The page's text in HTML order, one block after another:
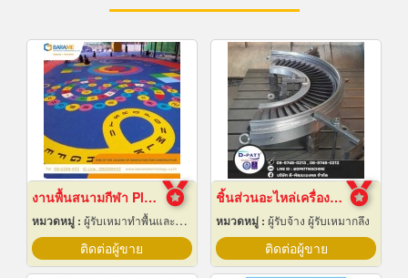
งานพื้นสนามกีฬา Play Ground EPDM สนามเด็กเล่น
หมวดหมู่ : ผู้รับเหมาทำพื้นและทางเดิน
ติดต่อผู้ขาย
ชิ้นส่วนอะไหล่เครื่องจักรกล
หมวดหมู่ : ผู้รับจ้าง ผู้รับเหมากลึง
ติดต่อผู้ขาย